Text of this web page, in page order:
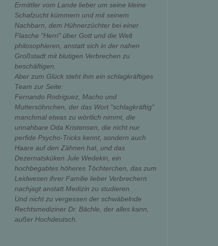
Ermittler vom Lande lieber um seine kleine
Schafzucht kümmern und mit seinem
Nachbarn, dem Hühnerzüchter bei einer
Flasche "Herri" über Gott und die Welt
philosophieren, anstatt sich in der nahen
Großstadt mit blutigen Verbrechen zu
beschäftigen.
Aber zum Glück steht ihm ein schlagkräftiges
Team zur Seite:
Fernando Rodriguez, Macho und
Muttersöhnchen, der das Wort "schlagkräftig"
manchmal etwas zu wörtlich nimmt, die
unnahbare Oda Kristensen, die nicht nur
perfide Psycho-Tricks kennt, sondern auch
Haare auf den Zähnen hat, und das
Dezernatsküken Jule Wedekin, ein
hochbegabtes höheres Töchterchen, das zum
Leidwesen ihrer Familie lieber Verbrechern
nachjagt anstatt Medizin zu studieren.
Und nicht zu vergessen der schwäbelnde
Rechtsmediziner Dr. Bächle, der alles kann,
außer Hochdeutsch.